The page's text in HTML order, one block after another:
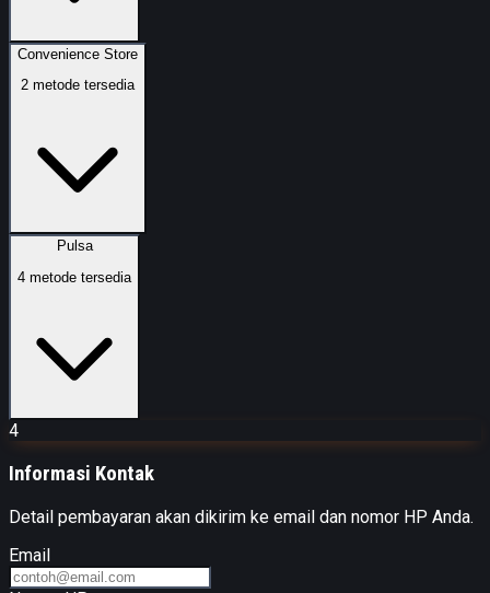
Convenience Store
2 metode tersedia
Pulsa
4 metode tersedia
4
Informasi Kontak
Detail pembayaran akan dikirim ke email dan nomor HP Anda.
Email